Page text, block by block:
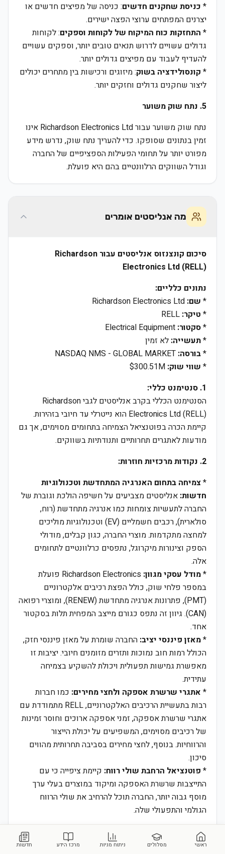
* כניסת שחקנים חדשים: כניסה של מפיצים חדשים או
יצרנים המפתחים ערוצי הפצה ישירים.
* התחזקות כוח המיקוח של לקוחות וספקים: לקוחות
גדולים עשויים לדרוש תנאים טובים יותר, וספקים עשויים
להעדיף לעבוד עם מפיצים גדולים יותר.
* קונסולידציה בשוק: מיזוגים ורכישות בין מתחרים יכולים
ליצור שחקנים גדולים וחזקים יותר.
5. נתח שוק משוער
נתח שוק משוער עבור Richardson Electronics Ltd אינו
זמין בנתונים שסופקו. כדי להעריך נתח שוק, נדרש מידע
מפורט יותר על תחומי הפעילות הספציפיים של החברה
וגודל השווקים הרלוונטיים בהם היא פועלת.
מה אנליסטים אומרים
סיכום קונצנזוס אנליסטים עבור Richardson
Electronics Ltd (RELL)
נתונים כלליים:
* שם:
* טיקר:
*סקטור:
*תעשייה: לא זמין
*בורסה:
* שווי שוק:
1. סנטימנט כללי:
הסנטימנט הכללי בקרב אנליסטים לגבי Richardson
Electronics Ltd (RELL) הוא נייטרלי עד חיובי בזהירות.
קיימת הכרה בפוטנציאל הצמיחה בתחומים מסוימים, אך גם
מודעות לאתגרים תחרותיים ותנודתיות בשווקים.
2. נקודות מרכזיות חוזרות:
*צמיחה בתחום האנרגיה המתחדשת וטכנולוגיות
חדשות: אנליסטים מצביעים על חשיפה הולכת וגוברת של
החברה לתעשיות צומחות כמו אנרגיה מתחדשת (רוח,
סולארית), רכבים חשמליים (EV) וטכנולוגיות מוליכים
למחצה מתקדמות. מוצרי החברה, כגון קבלים, מודולי
הספק וצינורות מיקרוגל, נתפסים כרלוונטיים לתחומים
אלה.
*מודל עסקי מגוון:
Richardson Electronics פועלת
במספר פלחי שוק, כולל הפצת רכיבים אלקטרוניים
(PMT), פתרונות אנרגיה מתחדשת (RENEW), ומוצרי רפואה
(CAN). גיוון זה נתפס כגורם מייצב המפחית תלות בסקטור
אחד.
*מאזן פיננסי יציב: החברה שומרת על מאזן פיננסי חזק,
הכולל רמות חוב נמוכות ותזרים מזומנים חיובי. יציבות זו
מאפשרת גמישות תפעולית ויכולת להשקיע בצמיחה
עתידית.
* אתגרי שרשרת אספקה ולחצי מחירים: כמו חברות
רבות בתעשיית הרכיבים האלקטרוניים, RELL מתמודדת עם
אתגרי שרשרת אספקה, זמני אספקה ארוכים וחוסר זמינות
של רכיבים מסוימים, המשפיעים על יכולת הייצור
והרווחיות. בנוסף, לחצי מחירים בסביבה תחרותית מהווים
סיכון.
* פוטנציאל הרחבת שולי רווח: קיימת ציפייה כי עם
התייצבות שרשרת האספקה ומיקוד במוצרים בעלי ערך
מוסף גבוה יותר, החברה תוכל להרחיב את שולי הרווח
הגולמי והתפעולי שלה.
3. נקודות מחלוקת:
קיימת מחלוקת מסוימת לגבי קצב הצמיחה העתידי של
ראשי מסלולים ניתוח מניות מרכז הידע חדשות